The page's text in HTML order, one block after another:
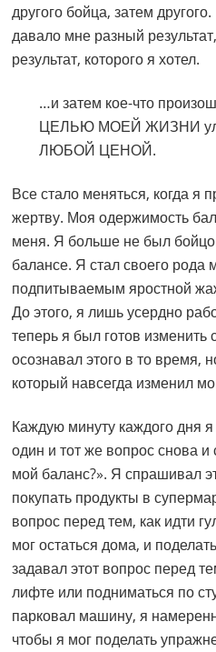
другого бойца, затем
давало мне разный
результат, которого я хотел.
…и затем кое-что
ЦЕЛЬЮ МОЕЙ ЖИЗНИ
ЛЮБОЙ ЦЕНОЙ.
Все стало меняться, когда я
жертву. Моя одержимость
меня. Я больше не был
балансе. Я стал своего рода
подпитываемым яростной
До этого, я лишь усердно
теперь я был готов
осознавал этого в то время,
который навсегда изменил
Каждую минуту каждого дня
один и тот же вопрос снова
мой баланс?». Я спрашивал
покупать продукты в
вопрос перед тем, как идти
мог остаться дома, и
задавал этот вопрос перед
лифте или подниматься по
парковал машину, я
чтобы я мог поделать